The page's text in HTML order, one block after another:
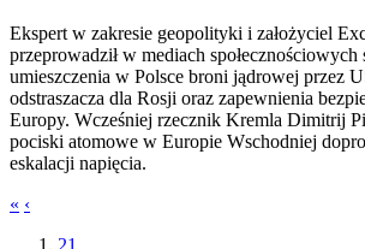
Ekspert w zakresie geopolityki i założyciel
przeprowadził w mediach społecznościowych
umieszczenia w Polsce broni jądrowej przez
odstraszacza dla Rosji oraz zapewnienia
Europy. Wcześniej rzecznik Kremla Dimitrij
pociski atomowe w Europie Wschodniej
eskalacji napięcia.
« ‹
21